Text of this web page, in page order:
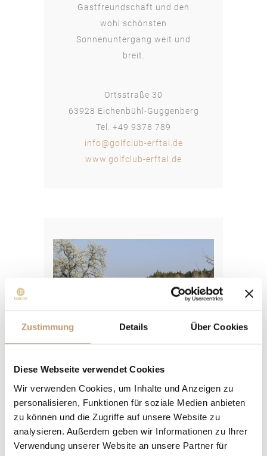
Zustimmung Details Über Cookies
Diese Webseite verwendet Cookies
Wir verwenden Cookies, um Inhalte und Anzeigen zu
personalisieren, Funktionen für soziale Medien anbieten
zu können und die Zugriffe auf unsere Website zu
analysieren. Außerdem geben wir Informationen zu Ihrer
Verwendung unserer Website an unsere Partner für
Gastfreundschaft und den
wohl schönsten
Sonnenuntergang weit und
breit.
Ortsstraße 30
63928 Eichenbühl-Guggenberg
Tel. +49 9378 789
info@golfclub-erftal.de
www.golfclub-erftal.de
GOLFCLUB MUDAU E.V.
Auf dem Übungsgelände
des Golfplatzs Mudau, mit